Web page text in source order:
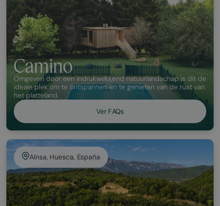
Camino
Omgeven door een indrukwekkend natuurlandschap is dit de
ideale plek om te ontspannen en te genieten van de rust van
het platteland.
Ver FAQs
Aínsa, Huesca, España